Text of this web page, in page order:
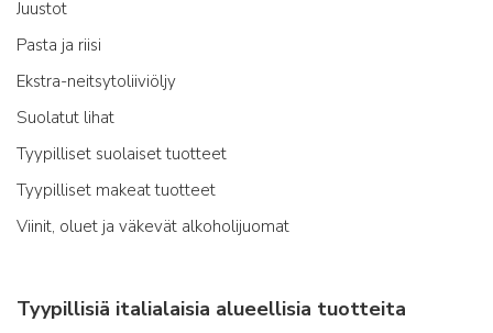
Juustot
Pasta ja riisi
Ekstra-neitsytoliiviöljy
Suolatut lihat
Tyypilliset suolaiset tuotteet
Tyypilliset makeat tuotteet
Viinit, oluet ja väkevät alkoholijuomat
Tyypillisiä italialaisia alueellisia tuotteita